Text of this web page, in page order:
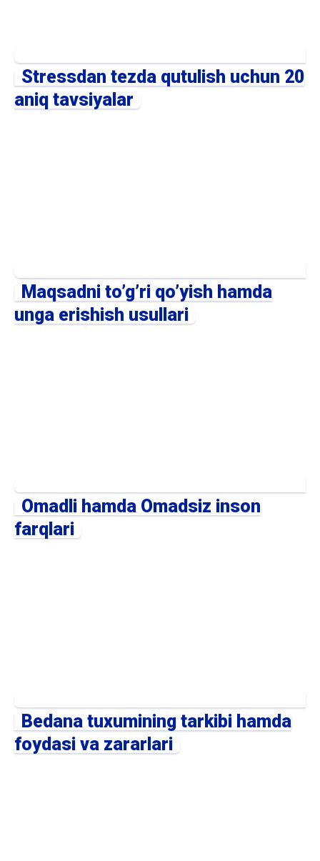
Stressdan tezda qutulish uchun 20
aniq tavsiyalar
Maqsadni to’g’ri qo’yish hamda
unga erishish usullari
Omadli hamda Omadsiz inson
farqlari
Bedana tuxumining tarkibi hamda
foydasi va zararlari